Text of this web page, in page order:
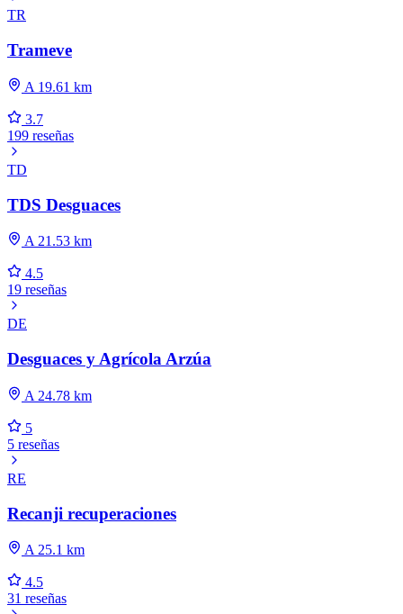
TR
Trameve
A 19.61 km
3.7
199 reseñas
TD
TDS Desguaces
A 21.53 km
4.5
19 reseñas
DE
Desguaces y Agrícola Arzúa
A 24.78 km
5
5 reseñas
RE
Recanji recuperaciones
A 25.1 km
4.5
31 reseñas